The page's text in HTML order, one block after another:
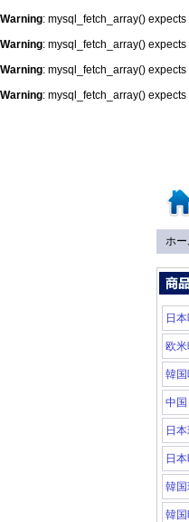
Warning: mysql_fetch_array()
Warning: mysql_fetch_array()
Warning: mysql_fetch_array()
Warning: mysql_fetch_array()
ホー
日
欧
韓
中
日
日
韓
韓国